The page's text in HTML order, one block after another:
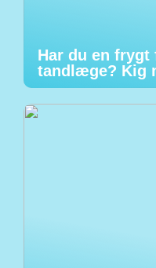
Har du en frygt
tandlæge? Kig